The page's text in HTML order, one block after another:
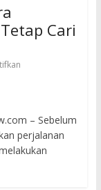
Cari
– Sebelum
perjalanan